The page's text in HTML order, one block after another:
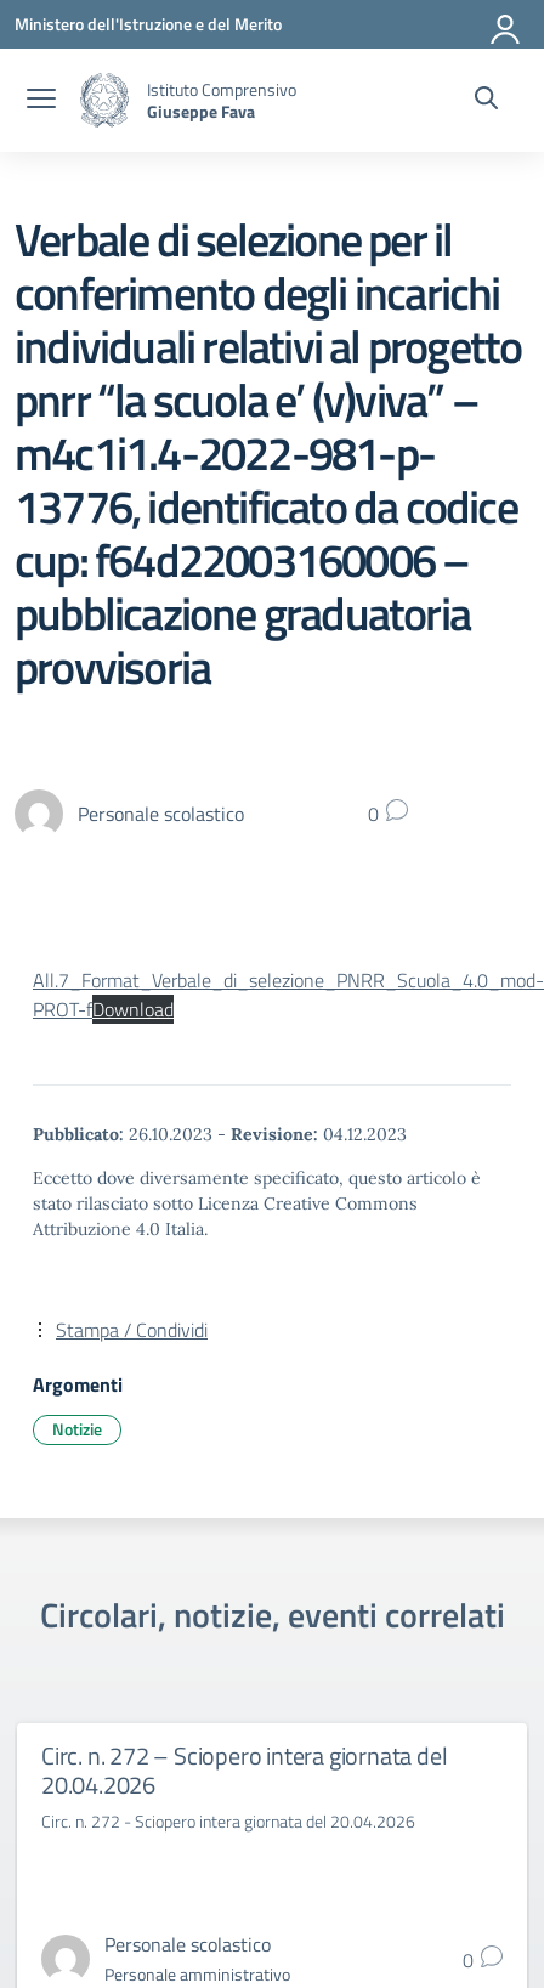
Vai ai contenuti
Vai al menu di navigazione
Vai al footer
Ministero dell'Istruzione e del Merito
Istituto Comprensivo
Giuseppe Fava
Verbale di selezione per il
conferimento degli incarichi
individuali relativi al progetto
pnrr “la scuola e’ (v)viva” –
m4c1i1.4-2022-981-p-
13776, identificato da codice
cup: f64d22003160006 –
pubblicazione graduatoria
provvisoria
Personale scolastico 0
All.7_Format_Verbale_di_selezione_PNRR_Scuola_4.0_mod-
PROT-fDownload
Pubblicato: 26.10.2023 - Revisione: 04.12.2023
Eccetto dove diversamente specificato, questo articolo è
stato rilasciato sotto Licenza Creative Commons
Attribuzione 4.0 Italia.
Stampa / Condividi
Argomenti
Notizie
Circolari, notizie, eventi correlati
Circ. n. 272 – Sciopero intera giornata del
20.04.2026
Circ. n. 272 - Sciopero intera giornata del 20.04.2026
Personale scolastico
Personale amministrativo 0